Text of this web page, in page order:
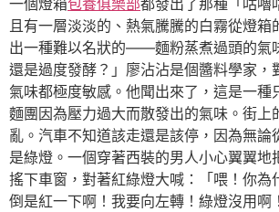
且有一層淡淡的、熱氣騰騰的白霧從燈箱
出一種難以名狀的——麵粉蒸煮過頭的氣
還是過度發酵？」廖沾沾是個醬料學家，
氣味都極度敏感。他聞出來了，這是一種
麵團因為壓力過大而散發出的氣味。街上
亂。汽車不知道該走還是該停，因為無論
是綠燈。一個穿著西裝的男人小心翼翼地
搖下車窗，對著紅綠燈大喊：「喂！你為
倒是紅一下啊！我要向左轉！綠燈沒用啊